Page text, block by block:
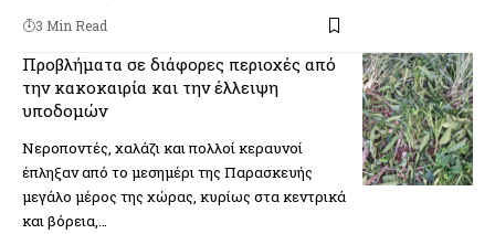
3 Min Read
Προβλήματα σε διάφορες περιοχές από
την κακοκαιρία και την έλλειψη
υποδομών
Νεροποντές, χαλάζι και πολλοί κεραυνοί
έπληξαν από το μεσημέρι της Παρασκευής
μεγάλο μέρος της χώρας, κυρίως στα κεντρικά
και βόρεια,…